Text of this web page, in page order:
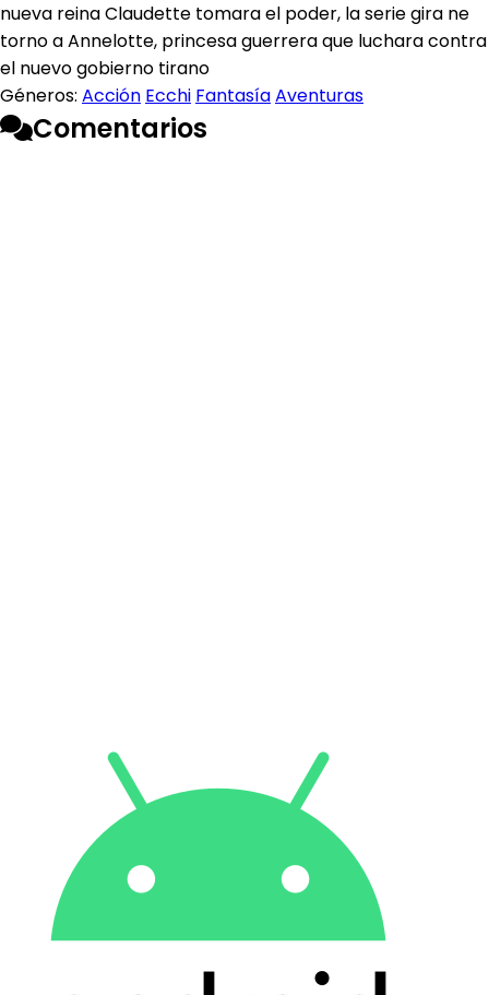
nueva reina Claudette tomara el poder, la serie gira ne
torno a Annelotte, princesa guerrera que luchara contra
el nuevo gobierno tirano
Géneros: Acción Ecchi FantasíaAventuras
Comentarios